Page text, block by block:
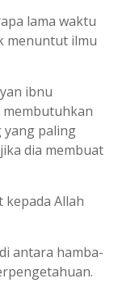
lama waktu
menuntut ilmu
ibnu
membutuhkan
yang paling
dia membuat
Allah
antara hamba-